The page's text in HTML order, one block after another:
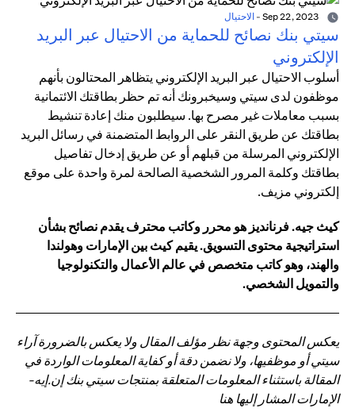
- الاحتيال
سيتي بنك نصائح للحماية من الاحتيال عبر البريد
الإلكتروني
أسلوب الاحتيال عبر البريد الإلكتروني يتظاهر المحتالون بأنهم
موظفون لدى سيتي وسيخبرونك أنه تم حظر بطاقتك الائتمانية
بسبب معاملات غير مصرح بها. سيطلبون منك إعادة تنشيط
بطاقتك عن طريق النقر على الروابط المتضمنة في رسائل البريد
الإلكتروني المرسلة من قبلهم أو عن طريق إدخال تفاصيل
بطاقتك وكلمة المرور الشخصية الصالحة لمرة واحدة على موقع
إلكتروني مزيف.
كيث جيه. فرنانديز هو محرر وكاتب محترف يقدم نصائح بشأن
استراتيجية محتوى التسويق. يقيم كيث بين الإمارات وهولندا
والهند، وهو كاتب متخصص في عالم الأعمال والتكنولوجيا
والتمويل الشخصي.
يعكس المحتوى وجهة نظر مؤلف المقال ولا يعكس بالضرورة آراء
سيتي أو موظفيها، ولا نضمن دقة أو كفاية المعلومات الواردة في
المقالة باستثناء المعلومات المتعلقة بمنتجات سيتي بنك إن.إيه-
الإمارات المشار إليها هنا